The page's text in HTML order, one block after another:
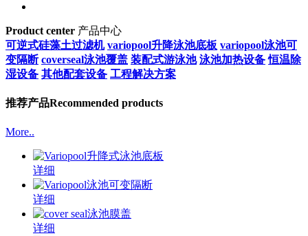
Product center 产品中心
可逆式硅藻土过滤机 variopool升降泳池底板 variopool泳池可
变隔断 coverseal泳池覆盖 装配式游泳池 泳池加热设备 恒温除
湿设备 其他配套设备 工程解决方案
推荐产品Recommended products
More..
详细
详细
详细